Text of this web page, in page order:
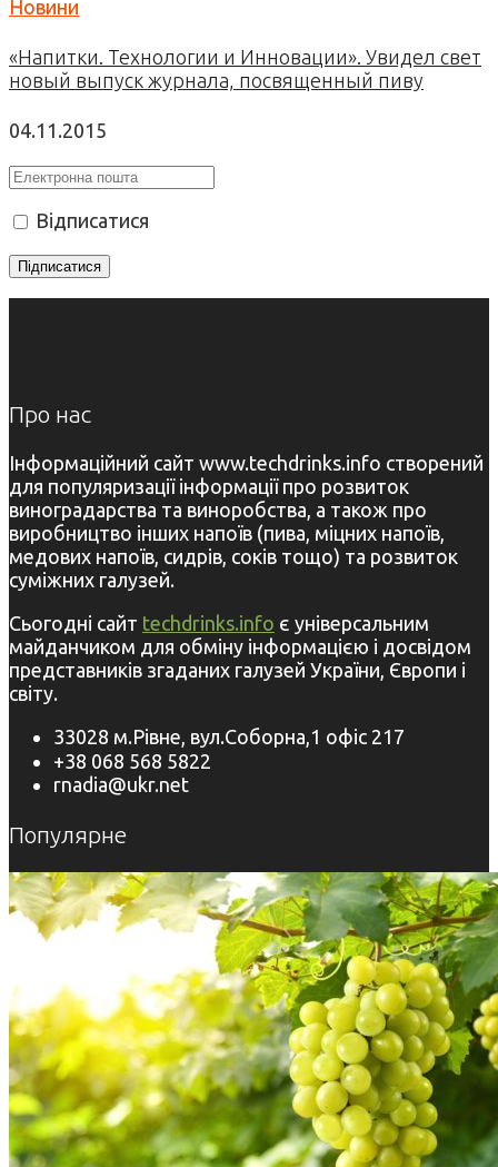
Новини
«Напитки. Технологии и Инновации». Увидел свет
новый выпуск журнала, посвященный пиву
04.11.2015
Відписатися
Про нас
Інформаційний сайт www.techdrinks.info створений
для популяризації інформації про розвиток
виноградарства та виноробства, а також про
виробництво інших напоїв (пива, міцних напоїв,
медових напоїв, сидрів, соків тощо) та розвиток
суміжних галузей.
Сьогодні сайт techdrinks.info є універсальним
майданчиком для обміну інформацією і досвідом
представників згаданих галузей України, Європи і
світу.
33028 м.Рівне, вул.Соборна,1 офіс 217
+38 068 568 5822
rnadia@ukr.net
Популярне